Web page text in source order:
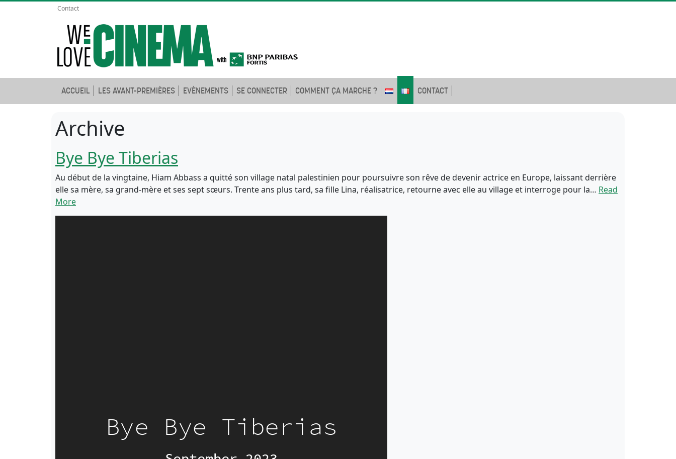
Contact
ACCUEIL LES AVANT-PREMIÈRES EVÈNEMENTS SE CONNECTER COMMENT ÇA MARCHE ? CONTACT
Archive
Bye Bye Tiberias
Au début de la vingtaine, Hiam Abbass a quitté son village natal palestinien pour poursuivre son rêve de devenir actrice en Europe, laissant derrière
elle sa mère, sa grand-mère et ses sept sœurs. Trente ans plus tard, sa fille Lina, réalisatrice, retourne avec elle au village et interroge pour la… Read
More